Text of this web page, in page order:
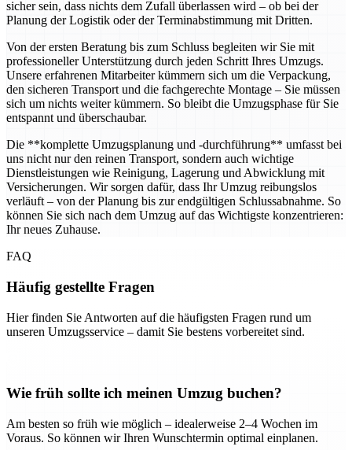
sicher sein, dass nichts dem Zufall überlassen wird – ob bei der
Planung der Logistik oder der Terminabstimmung mit Dritten.
Von der ersten Beratung bis zum Schluss begleiten wir Sie mit
professioneller Unterstützung durch jeden Schritt Ihres Umzugs.
Unsere erfahrenen Mitarbeiter kümmern sich um die Verpackung,
den sicheren Transport und die fachgerechte Montage – Sie müssen
sich um nichts weiter kümmern. So bleibt die Umzugsphase für Sie
entspannt und überschaubar.
Die **komplette Umzugsplanung und -durchführung** umfasst bei
uns nicht nur den reinen Transport, sondern auch wichtige
Dienstleistungen wie Reinigung, Lagerung und Abwicklung mit
Versicherungen. Wir sorgen dafür, dass Ihr Umzug reibungslos
verläuft – von der Planung bis zur endgültigen Schlussabnahme. So
können Sie sich nach dem Umzug auf das Wichtigste konzentrieren:
Ihr neues Zuhause.
FAQ
Häufig gestellte Fragen
Hier finden Sie Antworten auf die häufigsten Fragen rund um
unseren Umzugsservice – damit Sie bestens vorbereitet sind.
Wie früh sollte ich meinen Umzug buchen?
Am besten so früh wie möglich – idealerweise 2–4 Wochen im
Voraus. So können wir Ihren Wunschtermin optimal einplanen.